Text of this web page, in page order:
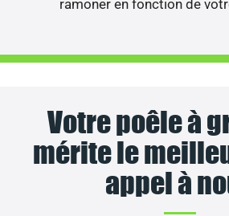
ramoner en fonction de
Votre poêle à
mérite le
appel à